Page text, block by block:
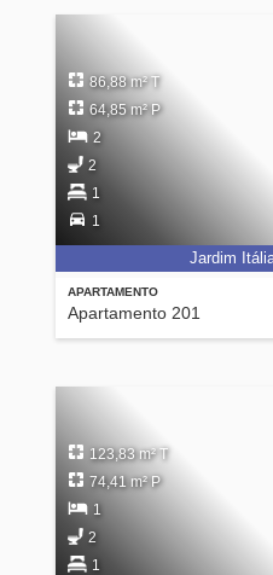
APARTAMENTO
Apartamento 201
86,88 m² T
64,85 m² P
2
2
1
1
Jardim
123,83 m² T
74,41 m² P
1
2
1